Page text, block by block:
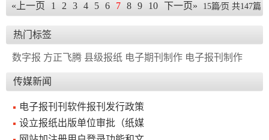
知
«上一页 1 2 3 4 5 6 7 8 9 10 下一页» 15篇⁄页 共147篇
热门标签
数字报 方正飞腾 县级报纸 电子期刊制作 电子报刊制作
传媒新闻
电子报刊刊软件报刊发行政策
设立报纸出版单位审批（纸媒